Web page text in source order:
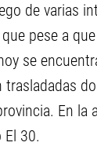
de varias
pese a
se
En
30.